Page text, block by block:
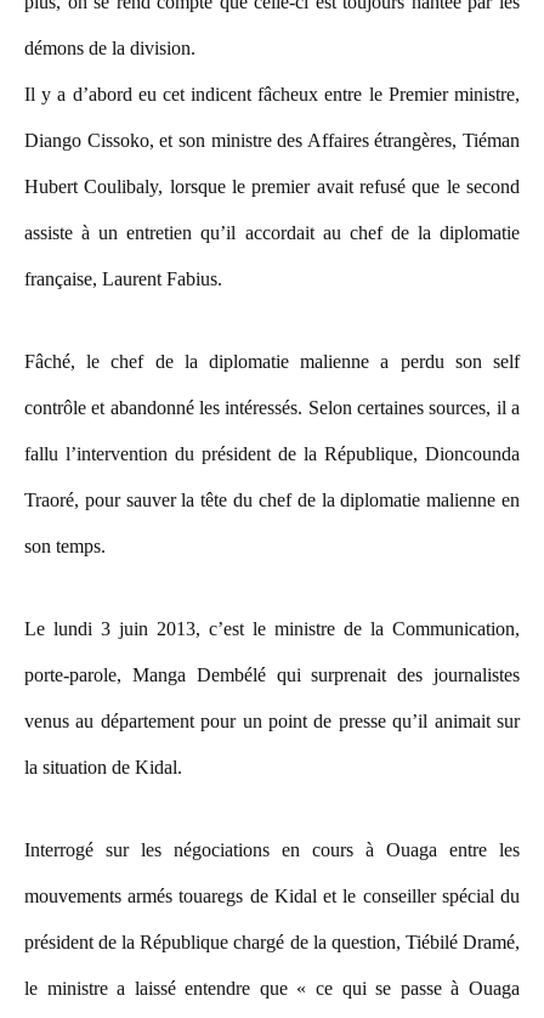
démons de la division.
Il y a d’abord eu cet indicent fâcheux entre le Premier ministre,
Diango Cissoko, et son ministre des Affaires étrangères, Tiéman
Hubert Coulibaly, lorsque le premier avait refusé que le second
assiste à un entretien qu’il accordait au chef de la diplomatie
française, Laurent Fabius.
Fâché, le chef de la diplomatie malienne a perdu son self
contrôle et abandonné les intéressés. Selon certaines sources, il a
fallu l’intervention du président de la République, Dioncounda
Traoré, pour sauver la tête du chef de la diplomatie malienne en
son temps.
Le lundi 3 juin 2013, c’est le ministre de la Communication,
porte-parole, Manga Dembélé qui surprenait des journalistes
venus au département pour un point de presse qu’il animait sur
la situation de Kidal.
Interrogé sur les négociations en cours à Ouaga entre les
mouvements armés touaregs de Kidal et le conseiller spécial du
président de la République chargé de la question, Tiébilé Dramé,
le ministre a laissé entendre que « ce qui se passe à Ouaga